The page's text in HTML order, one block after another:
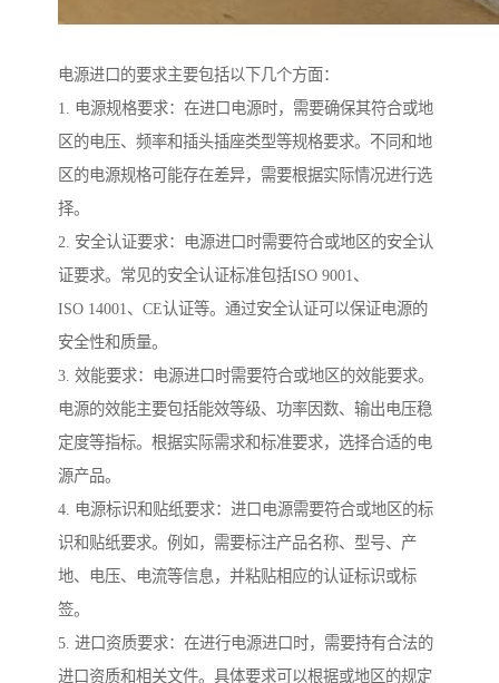
电源进口的要求主要包括以下几个方面：
1. 电源规格要求：在进口电源时，需要确保其符合或地
区的电压、频率和插头插座类型等规格要求。不同和地
区的电源规格可能存在差异，需要根据实际情况进行选
择。
2. 安全认证要求：电源进口时需要符合或地区的安全认
证要求。常见的安全认证标准包括ISO 9001、
ISO 14001、CE认证等。通过安全认证可以保证电源的
安全性和质量。
3. 效能要求：电源进口时需要符合或地区的效能要求。
电源的效能主要包括能效等级、功率因数、输出电压稳
定度等指标。根据实际需求和标准要求，选择合适的电
源产品。
4. 电源标识和贴纸要求：进口电源需要符合或地区的标
识和贴纸要求。例如，需要标注产品名称、型号、产
地、电压、电流等信息，并粘贴相应的认证标识或标
签。
5. 进口资质要求：在进行电源进口时，需要持有合法的
进口资质和相关文件。具体要求可以根据或地区的规定